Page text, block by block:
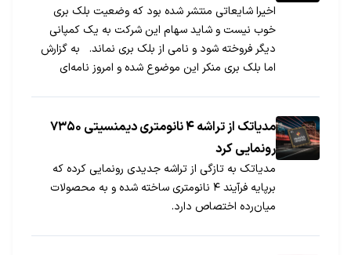
دو گوشی گلکسی اس 6 و گلکسی اس 6 اج را برای ما
ارسال کرده که می توانید این ویدیو را در ادامه مشاهده
کنید. به علاوه می توانید بررسی اولیه این دو گوشی را نیز
در بخوانید.
اخیرا شایعاتی منتشر شده بود که وضعیت بلک بری
خوب نیست و شاید سهام این شرکت به یک کمپانی
دیگر فروخته شود و نامی از بلک بری نماند. به گزارش
اما بلک بری منکر این موضوع شده و امروز نامه‌ای
مدیاتک از تراشه ۴ نانومتری دیمنسیتی ۷۳۵۰
رونمایی کرد
مدیاتک به تازگی از تراشه جدیدی رونمایی کرده که
برپایه فرآیند ۴ نانومتری ساخته شده و به محصولات
میان‌رده اختصاص دارد.